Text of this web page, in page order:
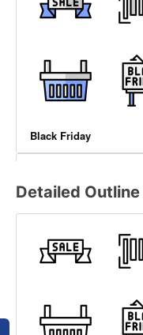
Halloween
Black Friday
Internet Of Things
Detailed Outline